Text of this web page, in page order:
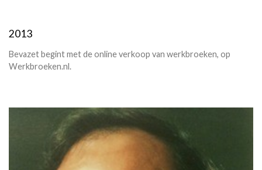
2013
Bevazet begint met de online verkoop van werkbroeken, op
Werkbroeken.nl.